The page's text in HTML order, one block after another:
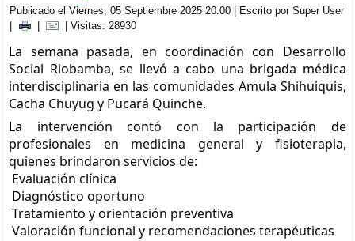
Publicado el Viernes, 05 Septiembre 2025 20:00 | Escrito por Super User
|
| | Visitas: 28930
La semana pasada, en coordinación con Desarrollo
Social Riobamba, se llevó a cabo una brigada médica
interdisciplinaria en las comunidades Amula Shihuiquis,
Cacha Chuyug y Pucará Quinche.
La intervención contó con la participación de
profesionales en medicina general y fisioterapia,
quienes brindaron servicios de:
Evaluación clínica
Diagnóstico oportuno
Tratamiento y orientación preventiva
Valoración funcional y recomendaciones terapéuticas